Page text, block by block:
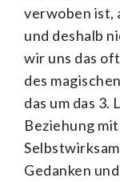
verwoben ist,
und deshalb
wir uns das
des
das um das 3.
Beziehung
Gedanken